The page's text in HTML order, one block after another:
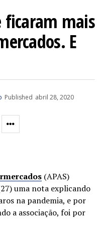
ficaram mais
E
Published abril 28, 2020
(APAS)
uma nota explicando
na pandemia, e por
a associação, foi por